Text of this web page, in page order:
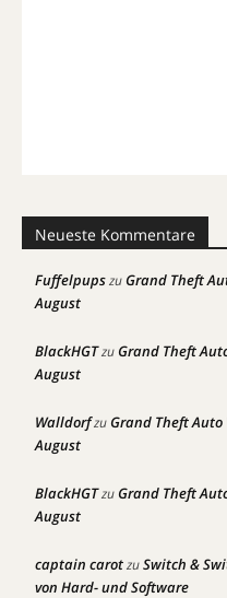
Neueste Kommentare
FuffelpupszuGrand Theft
August
BlackHGTzuGrand Theft
August
WalldorfzuGrand Theft Auto
August
BlackHGTzuGrand Theft
August
captain carotzuSwitch &
von Hard- und Software